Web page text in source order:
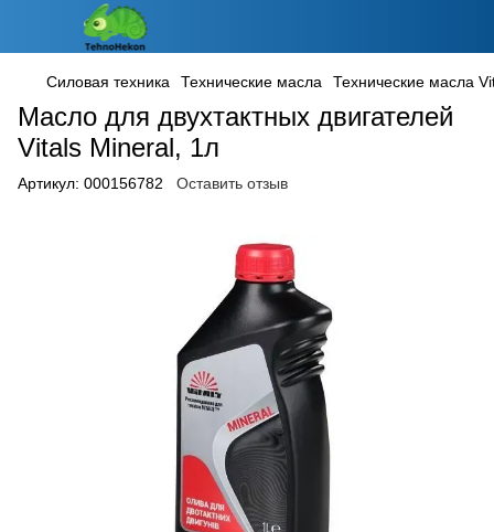
Силовая техника Технические масла Технические масла
Масло для двухтактных двигателей
Vitals Mineral, 1л
Артикул: 000156782 Оставить отзыв